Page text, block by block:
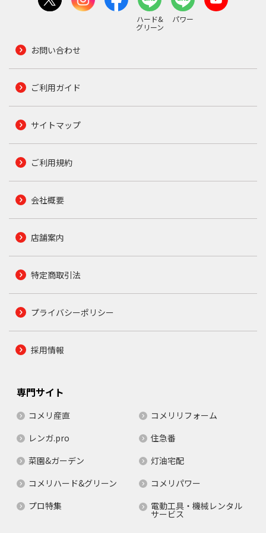
ハード&
グリーン
パワー
お問い合わせ
ご利用ガイド
サイトマップ
ご利用規約
会社概要
店舗案内
特定商取引法
プライバシーポリシー
採用情報
専門サイト
コメリ産直
コメリリフォーム
レンガ.pro
住急番
菜園&ガーデン
灯油宅配
コメリハード&グリーン
コメリパワー
プロ特集
電動工具・機械レンタル
サービス